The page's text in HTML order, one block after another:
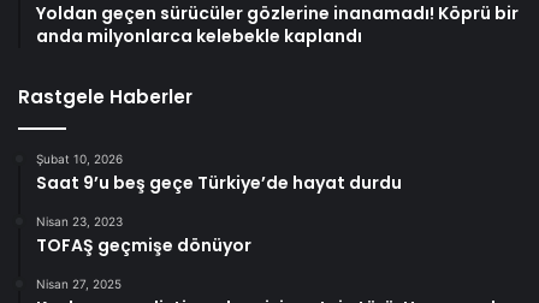
Yoldan geçen sürücüler gözlerine inanamadı! Köprü bir
anda milyonlarca kelebekle kaplandı
Rastgele Haberler
Şubat 10, 2026
Saat 9’u beş geçe Türkiye’de hayat durdu
Nisan 23, 2023
TOFAŞ geçmişe dönüyor
Nisan 27, 2025